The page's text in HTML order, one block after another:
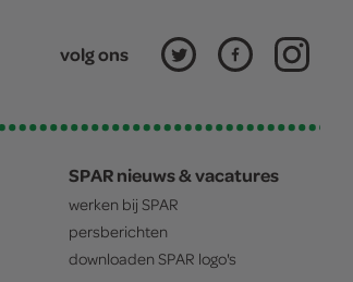
volg ons
SPAR nieuws & vacatures
werken bij SPAR
persberichten
downloaden SPAR logo's